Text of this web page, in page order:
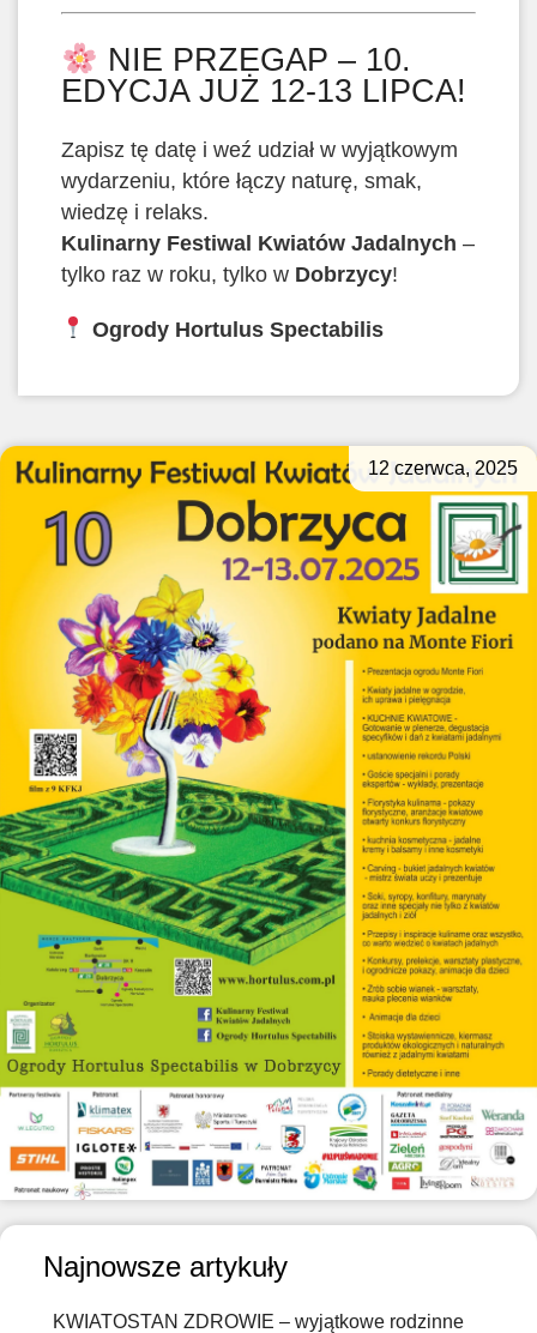
NIE PRZEGAP – 10.
EDYCJA JUŻ 12-13 LIPCA!
Zapisz tę datę i weź udział w wyjątkowym
wydarzeniu, które łączy naturę, smak,
wiedzę i relaks.
Kulinarny Festiwal Kwiatów Jadalnych –
tylko raz w roku, tylko w Dobrzycy!
Ogrody Hortulus Spectabilis
12 czerwca, 2025
Najnowsze artykuły
KWIATOSTAN ZDROWIE – wyjątkowe rodzinne